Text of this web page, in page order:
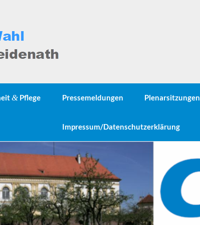
& Pflege Pressemeldungen Plenarsitzungen
Impressum/Datenschutzerklärung